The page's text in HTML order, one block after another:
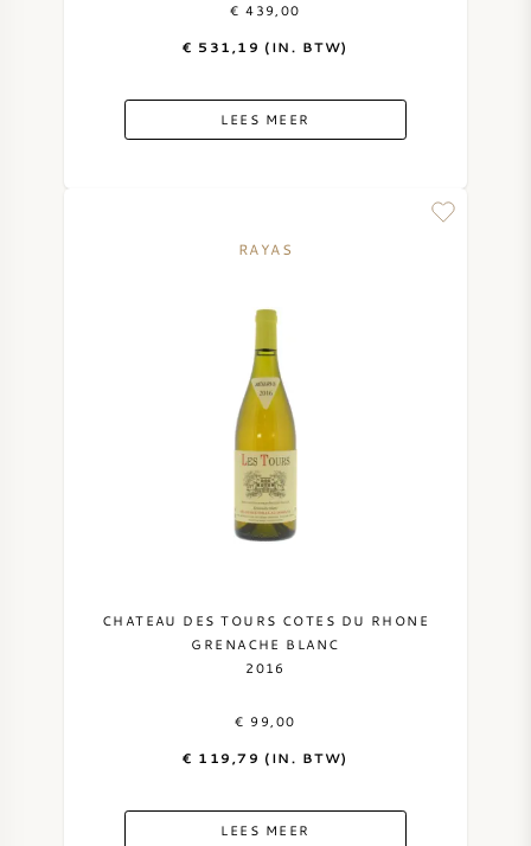
€ 439,00
€ 531,19 (IN. BTW)
LEES MEER
RAYAS
CHATEAU DES TOURS COTES DU RHONE
GRENACHE BLANC
2016
€ 99,00
€ 119,79 (IN. BTW)
LEES MEER